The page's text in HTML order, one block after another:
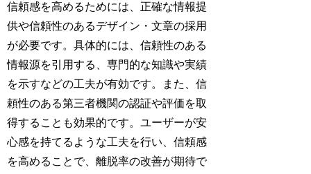
信頼感を高めるためには、正確な情報提
供や信頼性のあるデザイン・文章の採用
が必要です。具体的には、信頼性のある
情報源を引用する、専門的な知識や実績
を示すなどの工夫が有効です。また、信
頼性のある第三者機関の認証や評価を取
得することも効果的です。ユーザーが安
心感を持てるような工夫を行い、信頼感
を高めることで、離脱率の改善が期待で